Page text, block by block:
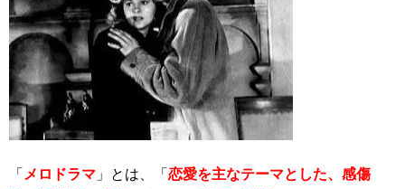
「 メロドラマ 」とは、「 恋愛を主なテーマとした、感傷